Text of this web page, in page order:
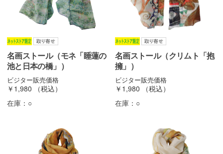
名画ストール（モネ「睡蓮の
池と日本の橋」）
ビジター販売価格
￥1,980
（税込）
在庫： ○
名画ストール（クリムト「抱
擁」）
ビジター販売価格
￥1,980
（税込）
在庫： ○